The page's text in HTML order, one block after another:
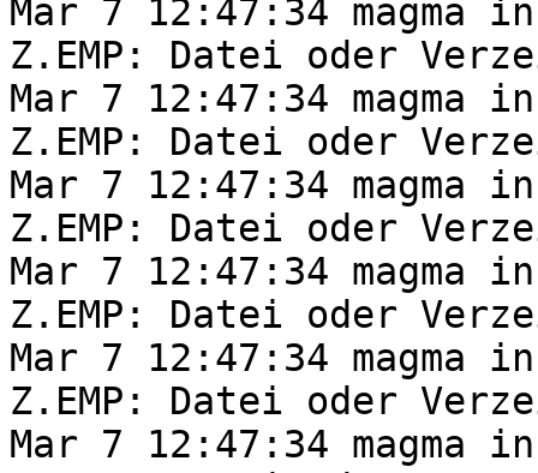
Mar 7 12:47:34
Z.EMP: Datei oder
Mar 7 12:47:34
Z.EMP: Datei oder
Mar 7 12:47:34
Z.EMP: Datei oder
Mar 7 12:47:34
Z.EMP: Datei oder
Mar 7 12:47:34
Z.EMP: Datei oder
Mar 7 12:47:34